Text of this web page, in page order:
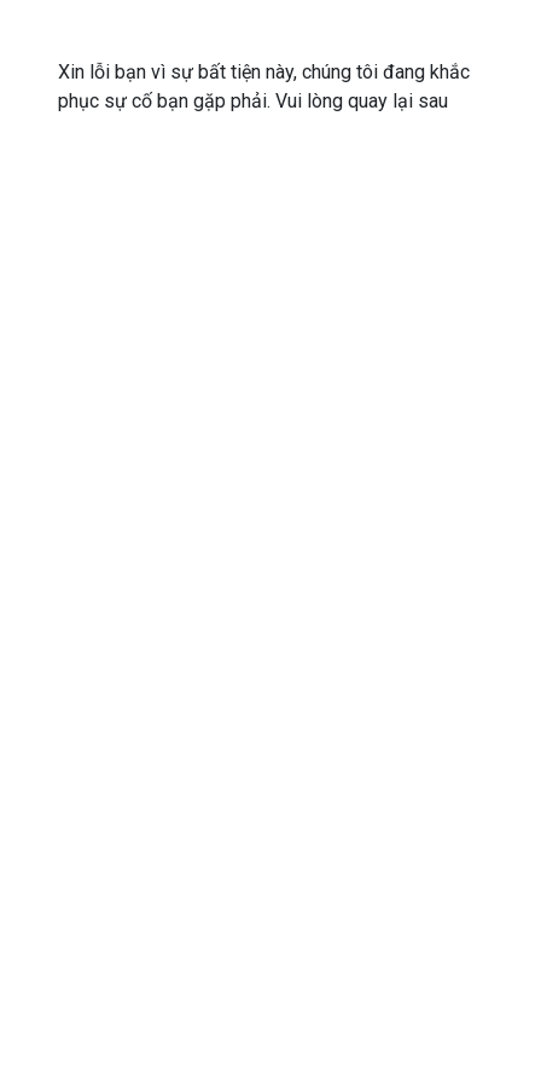
Xin lỗi bạn vì sự bất tiện này, chúng tôi đang khắc
phục sự cố bạn gặp phải. Vui lòng quay lại sau